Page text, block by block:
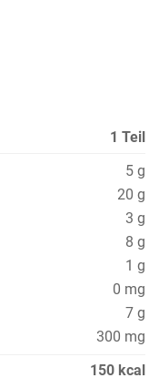
1 Teil
5 g
20 g
3 g
8 g
1 g
0 mg
7 g
300 mg
150 kcal